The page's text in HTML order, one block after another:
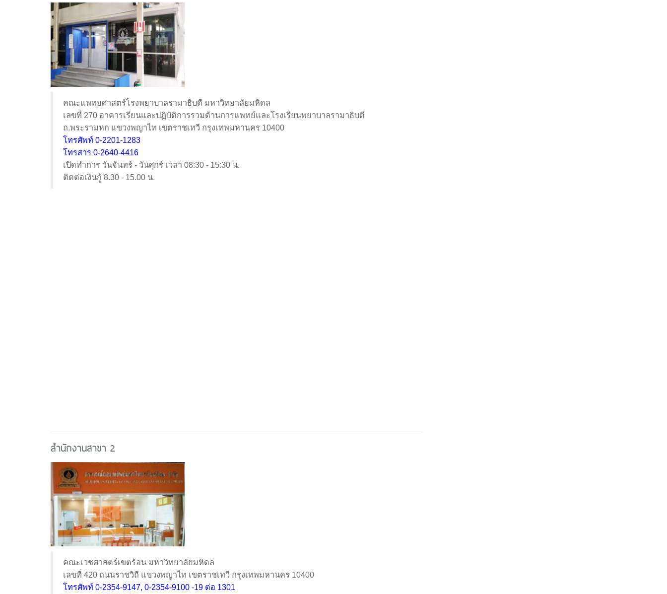
คณะแพทยศาสตร์โรงพยาบาลรามาธิบดี มหาวิทยาลัยมหิดล
เลขที่ 270 อาคารเรียนและปฏิบัติการรวมด้านการแพทย์และโรงเรียนพยาบาลรามาธิบดี
ถ.พระรามหก แขวงพญาไท เขตราชเทวี กรุงเทพมหานคร 10400
โทรศัพท์ 0-2201-1283
โทรสาร 0-2640-4416
เปิดทำการ วันจันทร์ - วันศุกร์ เวลา 08:30 - 15:30 น.
ติดต่อเงินกู้ 8.30 - 15.00 น.
สำนักงานสาขา 2
คณะเวชศาสตร์เขตร้อน มหาวิทยาลัยมหิดล
เลขที่ 420 ถนนราชวิถี แขวงพญาไท เขตราชเทวี กรุงเทพมหานคร 10400
โทรศัพท์ 0-2354-9147, 0-2354-9100 -19 ต่อ 1301